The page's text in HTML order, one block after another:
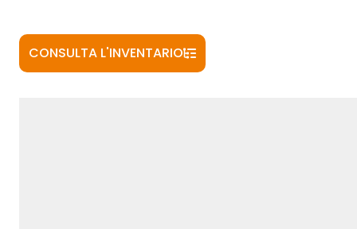
CONSULTA L'INVENTARIO